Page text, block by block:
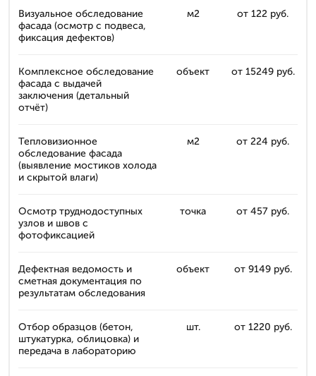
Визуальное обследование
фасада (осмотр с подвеса,
фиксация дефектов)
м2 от 122 руб.
Комплексное обследование
фасада с выдачей
заключения (детальный
отчёт)
объект от 15249 руб.
Тепловизионное
обследование фасада
(выявление мостиков холода
и скрытой влаги)
м2 от 224 руб.
Осмотр труднодоступных
узлов и швов с
фотофиксацией
точка от 457 руб.
Дефектная ведомость и
сметная документация по
результатам обследования
объект от 9149 руб.
Отбор образцов (бетон,
штукатурка, облицовка) и
передача в лабораторию
шт. от 1220 руб.